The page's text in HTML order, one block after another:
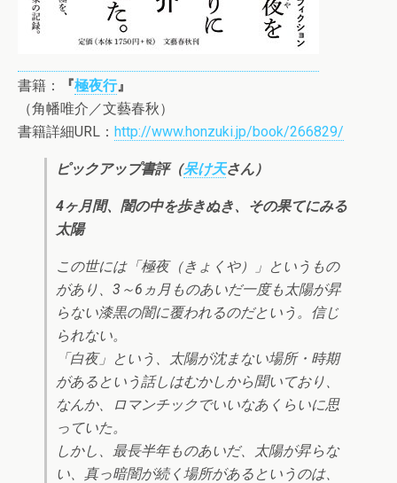
書籍： 『極夜行』
（角幡唯介／文藝春秋）
書籍詳細URL： http://www.honzuki.jp/book/266829/
ピックアップ書評（呆け天さん）
4ヶ月間、闇の中を歩きぬき、その果てにみる
太陽
この世には「極夜（きょくや）」というもの
があり、3～6ヵ月ものあいだ一度も太陽が昇
らない漆黒の闇に覆われるのだという。信じ
られない。
「白夜」という、太陽が沈まない場所・時期
があるという話しはむかしから聞いており、
なんか、ロマンチックでいいなあくらいに思
っていた。
しかし、最長半年ものあいだ、太陽が昇らな
い、真っ暗闇が続く場所があるというのは、